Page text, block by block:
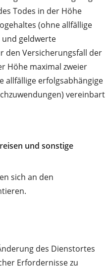
Todes in der Höhe
(ohne allfällige
geldwerte
den Versicherungsfall der
Höhe maximal zweier
allfällige erfolgsabhängige
vereinbart
und sonstige
sich an den
des Dienstortes
Erfordernisse zu